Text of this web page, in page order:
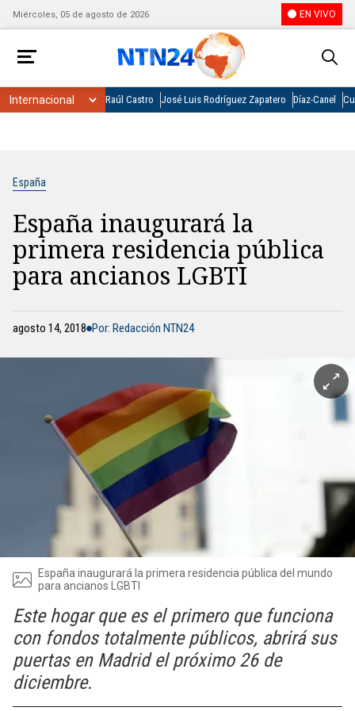
Miércoles, 05 de agosto de 2026 EN VIVO
Raúl Castro José Luis Rodríguez Zapatero Díaz-Canel
España
España inaugurará la
primera residencia pública
para ancianos LGBTI
agosto 14, 2018 Por: Redacción NTN24
España inaugurará la primera residencia pública del mundo
para ancianos LGBTI
Este hogar que es el primero que funciona
con fondos totalmente públicos, abrirá sus
puertas en Madrid el próximo 26 de
diciembre.